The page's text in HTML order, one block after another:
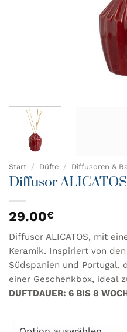
Start / Düfte / Diffusoren &
Diffusor
29.00€
Diffusor ALICATOS, mit
Keramik. Inspiriert von
Südspanien und Portugal,
einer Geschenkbox, ideal
DUFTDAUER: 6 BIS 8